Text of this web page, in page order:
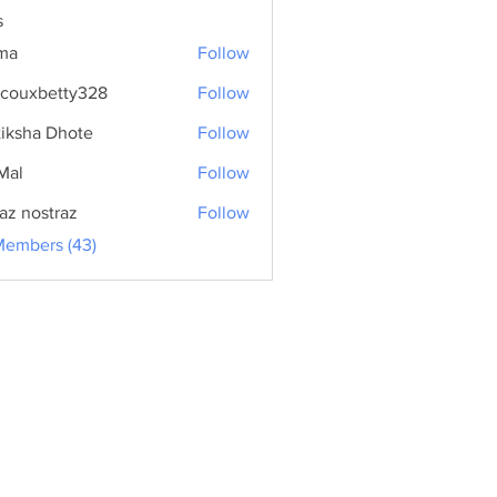
Follow
Follow
Dhote Follow
Follow
nostraz
Follow
(43)